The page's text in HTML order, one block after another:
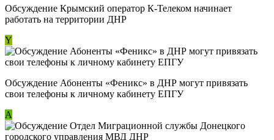
Обсуждение Крымский оператор К-Телеком начинает
работать на территории ДНР
Y
Обсуждение ​Абоненты «Феникс» в ДНР могут привязать
свои телефоны к личному кабинету ЕПГУ
А